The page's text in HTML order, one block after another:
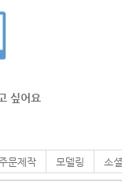
싶어요
문제작 모델링 소